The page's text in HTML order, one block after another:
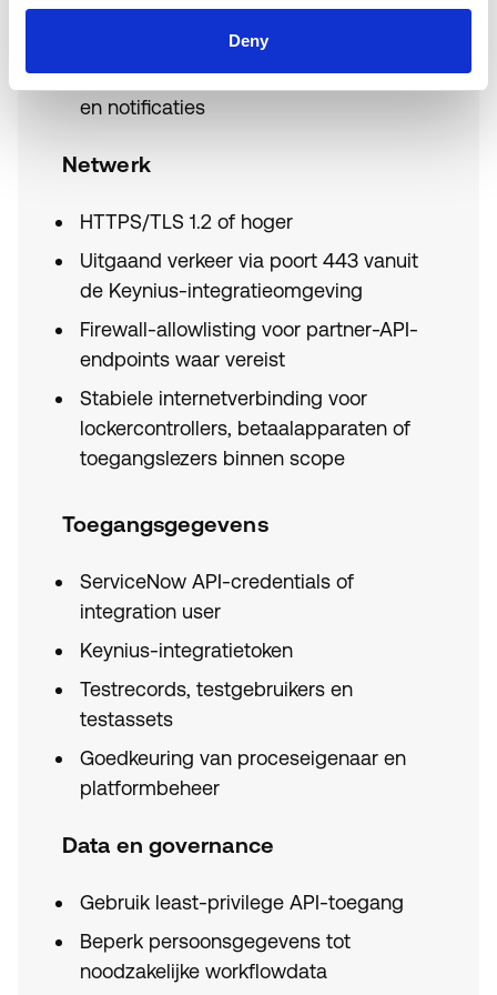
Deny
Gedefinieerde request-, incident-,
asset- of employee workflow
Afgesproken veldmapping, statusmodel
en notificaties
Netwerk
HTTPS/TLS 1.2 of hoger
Uitgaand verkeer via poort 443 vanuit
de Keynius-integratieomgeving
Firewall-allowlisting voor partner-API-
endpoints waar vereist
Stabiele internetverbinding voor
lockercontrollers, betaalapparaten of
toegangslezers binnen scope
Toegangsgegevens
ServiceNow API-credentials of
integration user
Keynius-integratietoken
Testrecords, testgebruikers en
testassets
Goedkeuring van proceseigenaar en
platformbeheer
Data en governance
Gebruik least-privilege API-toegang
Beperk persoonsgegevens tot
noodzakelijke workflowdata